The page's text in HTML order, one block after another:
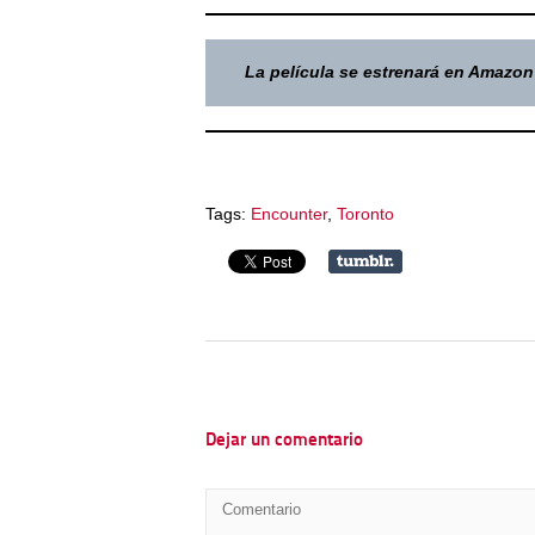
La película se estrenará en
Tags: Encounter, Toronto
Dejar un comentario